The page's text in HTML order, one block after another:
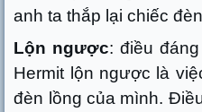
anh ta thắp lại chiếc
Lộn ngược: điều
Hermit lộn ngược là
đèn lồng của mình.